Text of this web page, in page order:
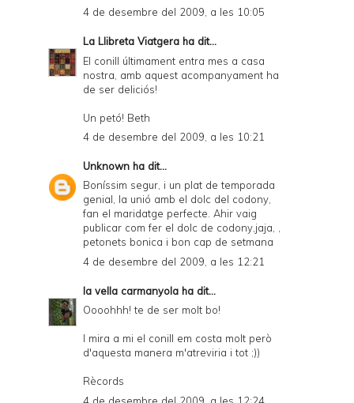
4 de desembre del 2009, a les 10:05
La Llibreta Viatgera ha dit...
El conill últimament entra mes a casa
nostra, amb aquest acompanyament ha
de ser deliciós!
Un petó! Beth
4 de desembre del 2009, a les 10:21
Unknown ha dit...
Boníssim segur, i un plat de temporada
genial, la unió amb el dolc del codony,
fan el maridatge perfecte. Ahir vaig
publicar com fer el dolc de codony,jaja, ,
petonets bonica i bon cap de setmana
4 de desembre del 2009, a les 12:21
la vella carmanyola ha dit...
Oooohhh! te de ser molt bo!
I mira a mi el conill em costa molt però
d'aquesta manera m'atreviria i tot ;))
Rècords